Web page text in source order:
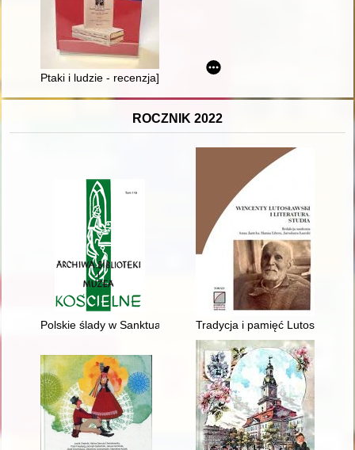
Ptaki i ludzie - recenzja]
ROCZNIK 2022
Polskie ślady w Sanktuarium Matki Bożej Łaskawej na
Tradycja i pamięć